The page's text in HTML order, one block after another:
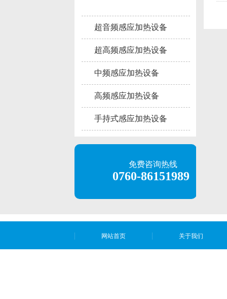
超音频感应加热设备
超高频感应加热设备
中频感应加热设备
高频感应加热设备
手持式感应加热设备
免费咨询热线
0760-86151989
网站首页 关于我们